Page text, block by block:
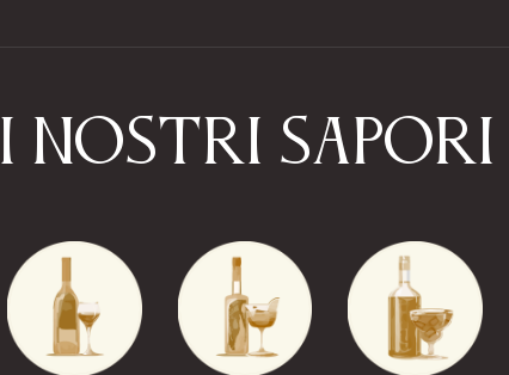
I Nostri Sapori